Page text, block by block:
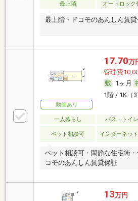
最上階
オートロック
最上階・ドコモのあんしん賃
動画あり
17.70万
管理費
1ヶ月
1階 / 1K（
一人暮らし バス・トイ
ペット相談可 インターネッ
ペット相談可・閑静な住宅街
コモのあんしん賃貸保証
13万円